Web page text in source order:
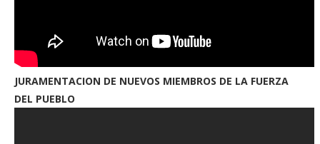
JURAMENTACION DE NUEVOS MIEMBROS DE LA FUERZA
DEL PUEBLO